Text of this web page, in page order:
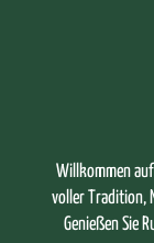
Willkommen
voller Tradition,
Genießen Sie